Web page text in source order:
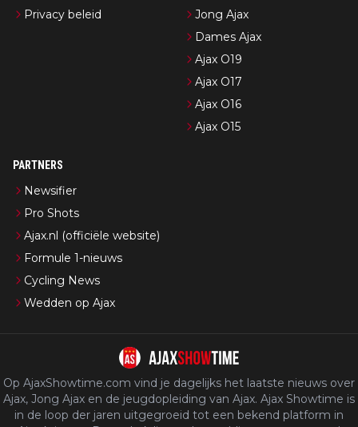
Privacy beleid
Jong Ajax
Dames Ajax
Ajax O19
Ajax O17
Ajax O16
Ajax O15
PARTNERS
Newsifier
Pro Shots
Ajax.nl (officiële website)
Formule 1-nieuws
Cycling News
Wedden op Ajax
Op AjaxShowtime.com vind je dagelijks het laatste nieuws over
Ajax, Jong Ajax en de jeugdopleiding van Ajax. Ajax Showtime is
in de loop der jaren uitgegroeid tot een bekend platform in